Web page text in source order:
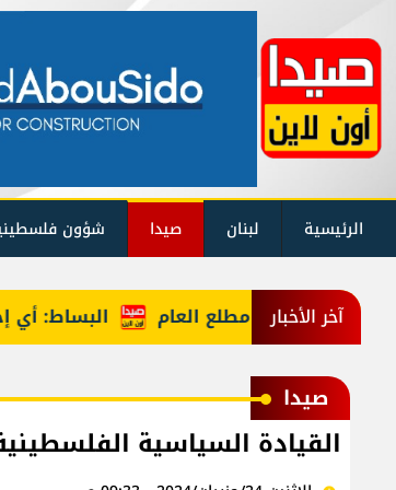
الرئيسية لبنان صيدا شؤون
آخر الأخبار البساط: أي
صيدا
القيادة السياسية